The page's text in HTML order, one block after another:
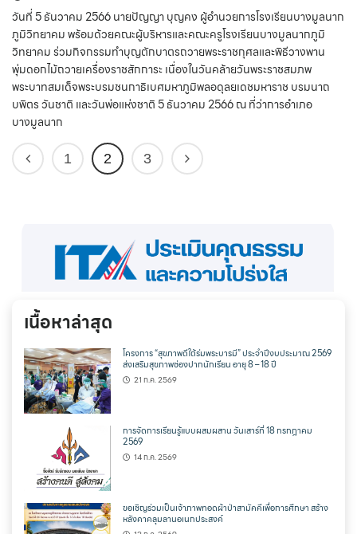
วันที่ 5 ธันวาคม 2566 นายปัญญา บุญคง ผู้อำนวยการโรงเรียนบางมูลนาก
ภูมิวิทยาคม พร้อมด้วยคณะผู้บริหารและคณะครูโรงเรียนบางมูลนากภูมิ
วิทยาคม ร่วมกิจกรรมทำบุญตักบาตรถวายพระราชกุศลและพิธีวางพาน
พุ่มดอกไม้ถวายเครื่องราชสักการะ เนื่องในวันคล้ายวันพระราชสมภพ
พระบาทสมเด็จพระบรมชนกาธิเบศมหาภูมิพลอดุลยเดชมหาราช บรมนาถ
บพิตร วันชาติ และวันพ่อแห่งชาติ 5 ธันวาคม 2566 ณ ที่ว่าการอำเภอ
บางมูลนาก
1 2 3
เนื้อหาล่าสุด
โครงการ “สุขภาพดีใต้ร่มพระบารมี” ประจำปีงบประมาณ 2569
ส่งเสริมสุขภาพช่องปากนักเรียน อายุ 8 – 18 ปี
21 ก.ค. 2569
การจัดการเรียนรู้แบบผสมผสาน วันเสาร์ที่ 18 กรกฎาคม
2569
14 ก.ค. 2569
ขอเชิญร่วมเป็นเจ้าภาพทอดผ้าป่าสามัคคีเพื่อการศึกษา สร้าง
หลังคาคลุมลานอเนกประสงค์